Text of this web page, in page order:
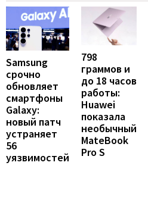
Samsung
срочно
обновляет
смартфоны
Galaxy:
новый патч
устраняет
56
уязвимостей
798
граммов и
до 18 часов
работы:
Huawei
показала
необычный
MateBook
Pro S